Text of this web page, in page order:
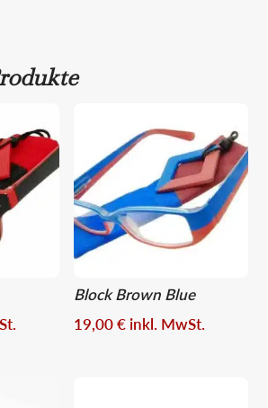
Block Brown Blue
19,00€ inkl. MwSt.